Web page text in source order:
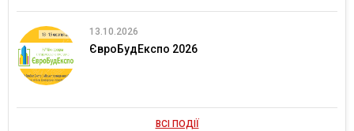
13.10.2026
ЄвроБудЕкспо 2026
ВСІ ПОДІЇ